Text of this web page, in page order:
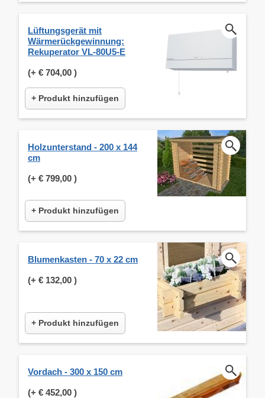
Lüftungsgerät mit
Wärmerückgewinnung:
Rekuperator VL-80U5-E
(+ € 704,00 )
+ Produkt hinzufügen
Holzunterstand - 200 x 144
cm
(+ € 799,00 )
+ Produkt hinzufügen
Blumenkasten - 70 x 22 cm
(+ € 132,00 )
+ Produkt hinzufügen
Vordach - 300 x 150 cm
(+ € 452,00 )